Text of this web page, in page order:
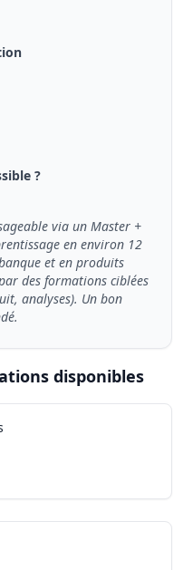
?
via un Master +
en environ 12
et en produits
des formations ciblées
analyses). Un bon
disponibles
de produits
disponibles